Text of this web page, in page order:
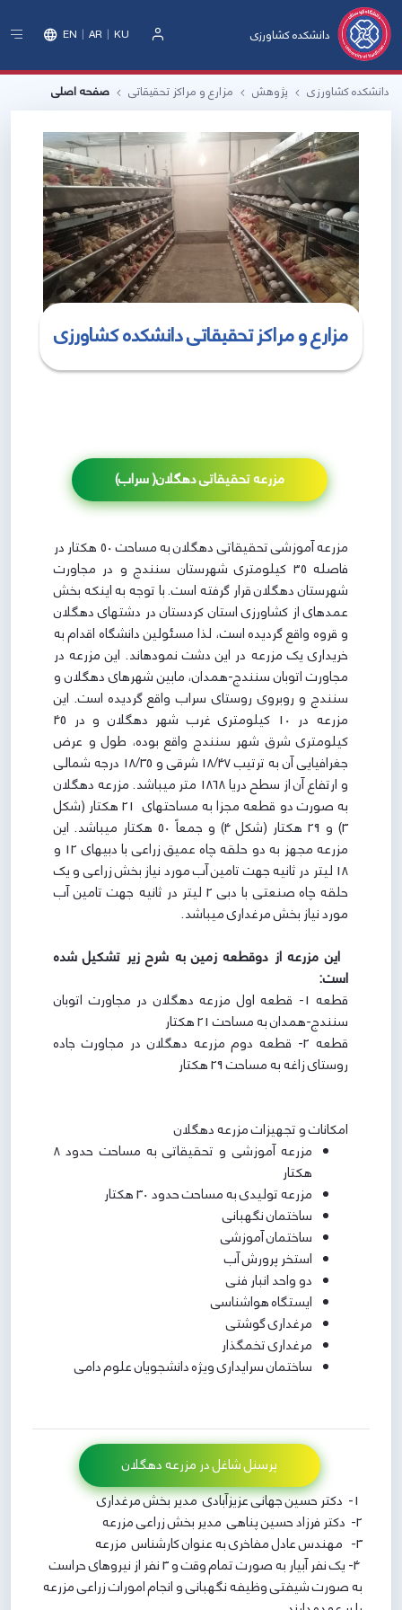
دانشکده کشاورزی EN AR KU
دانشکده کشاورزی پژوهش مزارع و مراکز تحقیقاتی صفحه اصلی
مزارع و مراکز تحقیقاتی دانشکده کشاورزی
مزرعه تحقیقاتی دهگلان( سراب)
مزرعه آموزشی تحقیقاتی دهگلان به مساحت ۵۰ هکتار در
فاصله ۳۵ کیلومتری شهرستان سنندج و در مجاورت
شهرستان دهگلان قرار گرفته است. با توجه به اینکه بخش
عمده­ای از کشاورزی استان کردستان در دشت­های دهگلان
و قروه واقع گردیده است، لذا مسئولین دانشگاه اقدام به
خریداری یک مزرعه در این دشت نموده­اند. این مزرعه در
مجاورت اتوبان سنندج-همدان، مابین شهرهای دهگلان و
سنندج و روبروی روستای سراب واقع گردیده است. این
مزرعه در 10 کیلومتری غرب شهر دهگلان و در 45
کیلومتری شرق شهر سنندج واقع بوده، طول و عرض
جغرافیایی آن به ترتیب 18/47 شرقی و 18/35 درجه شمالی
و ارتفاع آن از سطح دریا 1868 متر می­باشد. مزرعه دهگلان
به صورت دو قطعه مجزا به مساحت­های 21 هکتار (شکل
3) و 29 هکتار (شکل 4) و جمعاً 50 هکتار می­باشد. این
مزرعه مجهز به دو حلقه چاه عمیق زراعی با دبی­های 12 و
18 لیتر در ثانیه جهت تامین آب مورد نیاز بخش زراعی و یک
حلقه چاه صنعتی با دبی 2 لیتر در ثانیه جهت تامین آب
مورد نیاز بخش مرغداری می­باشد.
این مزرعه از دوقطعه زمین به شرح زیر تشکیل شده
است:
قطعه 1- قطعه اول مزرعه دهگلان در مجاورت اتوبان
سنندج-همدان به مساحت 21 هکتار
قطعه 2- قطعه دوم مزرعه دهگلان در مجاورت جاده
روستای زاغه به مساحت 29 هکتار
امکانات و تجهیزات مزرعه دهگلان
مزرعه آموزشی و تحقیقاتی به مساحت حدود 8
هکتار
مزرعه تولیدی به مساحت حدود 30 هکتار
ساختمان نگهبانی
ساختمان آموزشی
استخر پرورش آب
دو واحد انبار فنی
ایستگاه هواشناسی
مرغداری گوشتی
مرغداری تخمگذار
ساختمان سرایداری ویژه دانشجویان علوم دامی
پرسنل شاغل در مزرعه دهگلان
2- دکتر فرزاد حسین پناهی مدیر بخش زراعی مزرعه
3- مهندس عادل مفاخری به عنوان کارشناس مزرعه
4- یک نفر آبیار به صورت تمام وقت و 3 نفر از نیروهای حراست
به صورت شیفتی وظیفه نگهبانی و انجام امورات زراعی مزرعه